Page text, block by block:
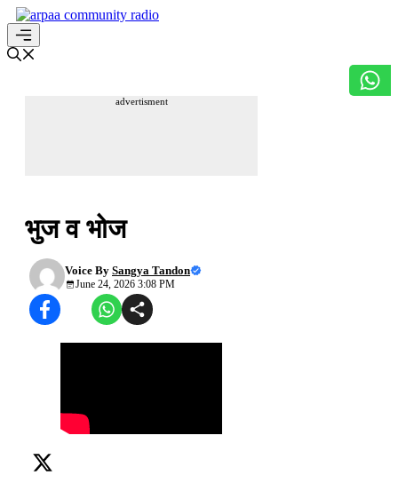
Skip
to
content
Menu
advertisment
भुज व भोज
Voice By Sangya Tandon
June 24, 2026 3:08 PM